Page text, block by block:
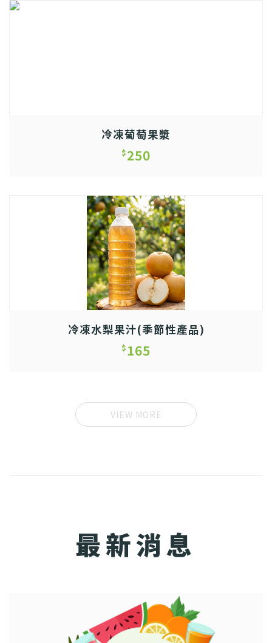
冷凍葡萄果漿
$250
冷凍水梨果汁(季節性產品)
$165
VIEW MORE
最新消息